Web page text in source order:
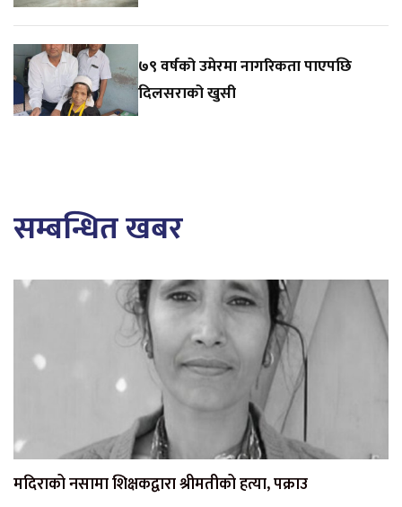
७९ वर्षको उमेरमा नागरिकता पाएपछि
दिलसराको खुसी
सम्बन्धित खबर
मदिराको नसामा शिक्षकद्वारा श्रीमतीको हत्या, पक्राउ